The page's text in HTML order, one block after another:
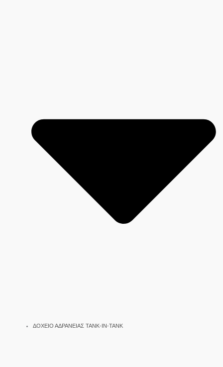
ΔΟΧΕΙΟ ΑΔΡΑΝΕΙΑΣ TANK-IN-TANK